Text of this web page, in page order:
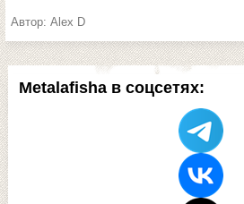
Metalafisha в соцсетях:
Автор: Alex D